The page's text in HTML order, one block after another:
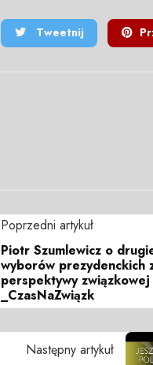
Tweetnij
Poprzedni artykuł
Piotr Szumlewicz o
wyborów prezydenckich
perspektywy związkowej
_CzasNaZwiązk
Następny artykuł